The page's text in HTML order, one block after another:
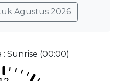
Agustus 2026
Sunrise (00:00)